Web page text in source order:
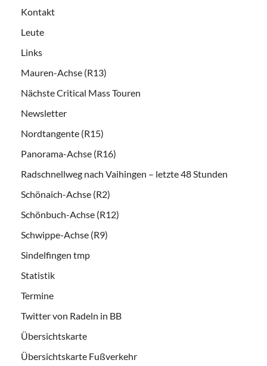
Kontakt
Leute
Links
Mauren-Achse (R13)
Nächste Critical Mass Touren
Newsletter
Nordtangente (R15)
Panorama-Achse (R16)
Radschnellweg nach Vaihingen – letzte 48 Stunden
Schönaich-Achse (R2)
Schönbuch-Achse (R12)
Schwippe-Achse (R9)
Sindelfingen tmp
Statistik
Termine
Twitter von Radeln in BB
Übersichtskarte
Übersichtskarte Fußverkehr